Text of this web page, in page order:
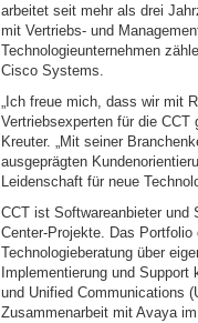
arbeitet seit mehr als drei
mit Vertriebs- und
Technologieunternehmen
Cisco Systems.
„Ich freue mich, dass wir mit
Vertriebsexperten für die CCT
Kreuter. „Mit seiner
ausgeprägten
Leidenschaft für neue
CCT ist Softwareanbieter und
Center-Projekte. Das
Technologieberatung über
Implementierung und
und Unified Communications
Zusammenarbeit mit Avaya